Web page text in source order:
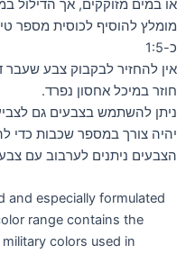
או במים מזוקקים, אך הדילול
מומלץ להוסיף לכוסית מספר
כ-1:5
אין להחזיר לבקבוק צבע שעבר
חוזר במיכל אחסון נפרד.
ניתן להשתמש בצבעים גם
יהיה צורך במספר שכבות כדי
הצבעים ניתנים לערבוב עם
and especially formulated
range contains the
colors used in